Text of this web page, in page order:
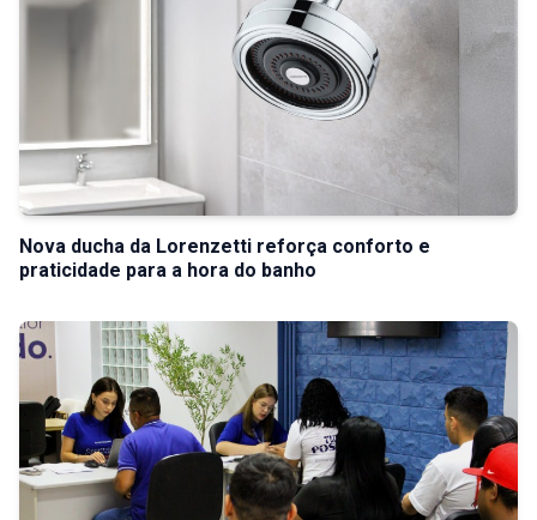
Nova ducha da Lorenzetti reforça conforto e
praticidade para a hora do banho